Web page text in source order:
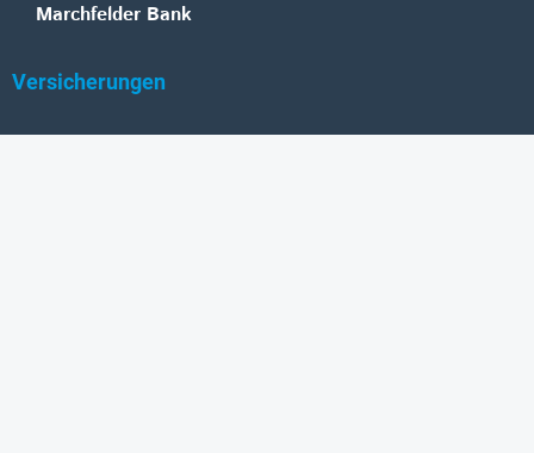
Marchfelder Bank
Versicherungen